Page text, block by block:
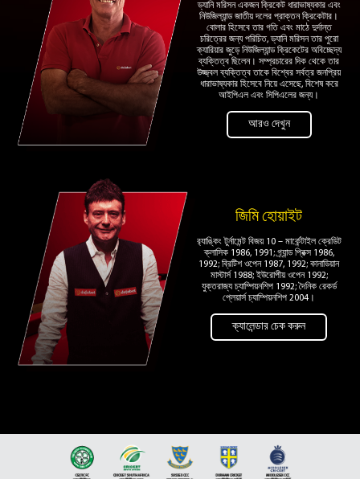
ড্যানি মরিসন একজন ক্রিকেট ধারাভাষ্যকার এবং
নিউজিল্যান্ড জাতীয় দলের প্রাক্তন ক্রিকেটার।
বোলার হিসেবে তার গতি এবং মাঠে দুর্দান্ত
চরিত্রের জন্য পরিচিত, ড্যানি মরিসন তার পুরো
ক্যারিয়ার জুড়ে নিউজিল্যান্ড ক্রিকেটের অবিচ্ছেদ্য
ব্যক্তিত্ব ছিলেন। সম্প্রচারের দিক থেকে তার
উজ্জ্বল ব্যক্তিত্ব তাকে বিশ্বের সর্বত্র জনপ্রিয়
ধারাভাষ্যকার হিসেবে নিয়ে এসেছে, বিশেষ করে
আইপিএল এবং সিপিএলের জন্য।
আরও দেখুন
জিমি হোয়াইট
র‌্যাঙ্কিং টুর্নামেন্ট বিজয় 10 – মার্কেন্টাইল ক্রেডিট
ক্লাসিক 1986, 1991; গ্র্যান্ড প্রিক্স 1986,
1992; ব্রিটিশ ওপেন 1987, 1992; কানাডিয়ান
মাস্টার্স 1988; ইউরোপীয় ওপেন 1992;
যুক্তরাজ্য চ্যাম্পিয়নশিপ 1992; দৈনিক রেকর্ড
প্লেয়ার্স চ্যাম্পিয়নশিপ 2004।
ক্যালেন্ডার চেক করুন